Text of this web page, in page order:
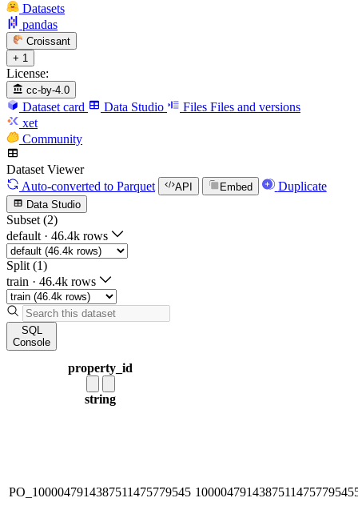
Datasets
pandas
Croissant
+ 1
License:
cc-by-4.0
Dataset card Data Studio Files Files and versions
xet
Community
Dataset Viewer
Auto-converted to Parquet API Embed Duplicate
Data Studio
Subset (2)
default · 46.4k rows
Split (1)
train · 46.4k rows
SQL
Console
property_id
string
PO_1000047914387511475779545